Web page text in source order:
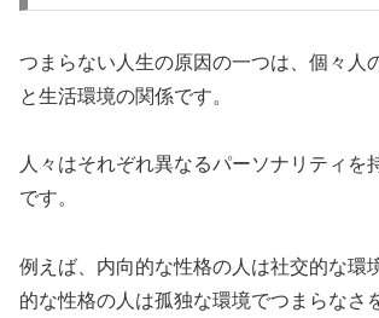
つまらない人生の原因の一つは、個々人
と生活環境の関係です。
人々はそれぞれ異なるパーソナリティを
です。
例えば、内向的な性格の人は社交的な環
的な性格の人は孤独な環境でつまらなさ